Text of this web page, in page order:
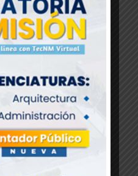
compras directas).